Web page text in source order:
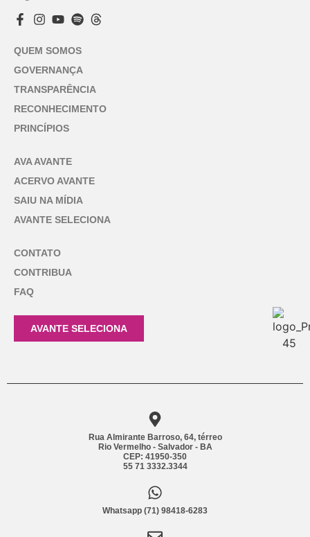
QUEM SOMOS
GOVERNANÇA
TRANSPARÊNCIA
RECONHECIMENTO
PRINCÍPIOS
AVA AVANTE
ACERVO AVANTE
SAIU NA MÍDIA
AVANTE SELECIONA
CONTATO
CONTRIBUA
FAQ
AVANTE SELECIONA
Rua Almirante Barroso, 64, térreo
Rio Vermelho - Salvador - BA
CEP: 41950-350
55 71 3332.3344
Whatsapp (71) 98418-6283